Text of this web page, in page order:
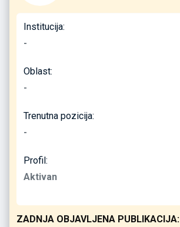
Institucija:
-
Oblast:
-
Trenutna pozicija:
-
Profil:
Aktivan
ZADNJA OBJAVLJENA PUBLIKACIJA: